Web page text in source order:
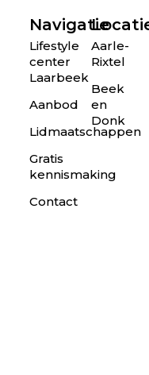
Navigatie
Lifestyle
center
Laarbeek
Aanbod
Lidmaatschappen
Gratis
kennismaking
Contact
Aarle-
Rixtel
Beek
en
Donk